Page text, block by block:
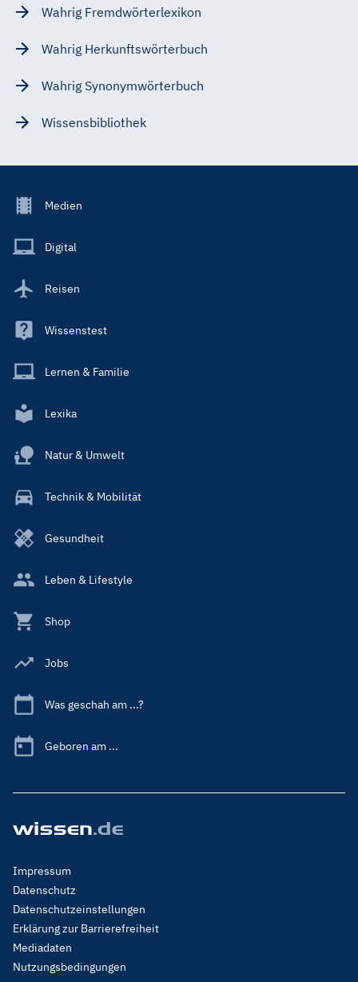
Wahrig Fremdwörterlexikon
Wahrig Herkunftswörterbuch
Wahrig Synonymwörterbuch
Wissensbibliothek
Footer
Main
Medien
Digital
Reisen
Wissenstest
Lernen & Familie
Lexika
Natur & Umwelt
Technik & Mobilität
Gesundheit
Leben & Lifestyle
Shop
Jobs
Was geschah am ...?
Geboren am ...
Footer
Menu
Legal
Impressum
Datenschutz
Datenschutzeinstellungen
Erklärung zur Barrierefreiheit
Mediadaten
Nutzungsbedingungen